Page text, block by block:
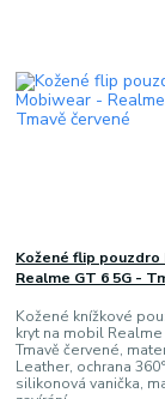
Kožené flip
Realme GT 6 5G -
Kožené knížkové
kryt na mobil Realme
Tmavě červené,
Leather, ochrana
silikonová vanička,